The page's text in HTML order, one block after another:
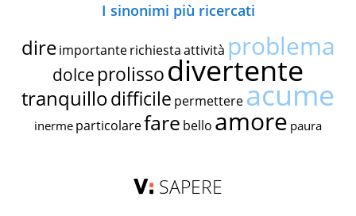
I sinonimi più ricercati
dire importante richiestaattività problema
dolce prolissodivertente
tranquillodifficile permettereacume
inerme particolarefare bello amore paura
SAPERE